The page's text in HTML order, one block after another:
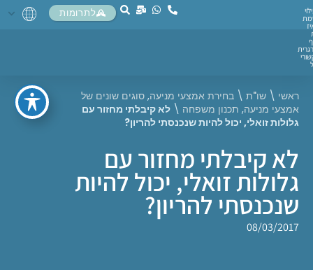
לתרומות
ראשי \ שו"ת \ בחירת אמצעי מניעה, סוגים שונים של
אמצעי מניעה, תכנון משפחה \ לא קיבלתי מחזור עם
גלולות זואלי, יכול להיות שנכנסתי להריון?
לא קיבלתי מחזור עם
גלולות זואלי, יכול להיות
שנכנסתי להריון?
08/03/2017